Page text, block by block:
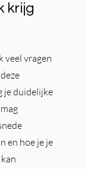
krijg
veel vragen
je duidelijke
en hoe je je